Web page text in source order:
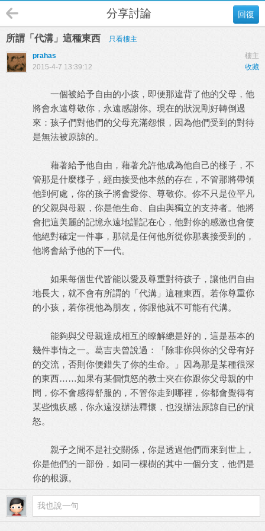
回復
分享討論
所謂「代溝」這種東西
只看樓主
樓主
prahas
收藏
2015-4-7 13:39:12
一個被給予自由的小孩，即便那違背了他的父母，他
將會永遠尊敬你，永遠感謝你。現在的狀況剛好轉倒過
來：孩子們對他們的父母充滿怨恨，因為他們受到的對待
是無法被原諒的。
藉著給予他自由，藉著允許他成為他自己的樣子，不
管那是什麼樣子，經由接受他本然的存在，不管那將帶領
他到何處，你的孩子將會愛你、尊敬你。你不只是位平凡
的父親與母親，你是他生命、自由與獨立的支持者。他將
會把這美麗的記憶永遠地謹記在心，他對你的感激也會使
他絕對確定一件事，那就是任何他所從你那裏接受到的，
他將會給予他的下一代。
如果每個世代皆能以愛及尊重對待孩子，讓他們自由
地長大，就不會有所謂的「代溝」這種東西。若你尊重你
的小孩，若你視他為朋友，你跟他就不可能有代溝。
能夠與父母親達成相互的瞭解總是好的，這是基本的
幾件事情之一。葛吉夫曾說過：「除非你與你的父母有好
的交流，否則你便錯失了你的生命。」因為那是某種很深
的東西……如果有某個憤怒的教士夾在你跟你父母親的中
間，你不會感得舒服的，不管你走到哪裡，你都會覺得有
某些愧疚感，你永遠沒辦法釋懷，也沒辦法原諒自已的憤
怒。
親子之間不是社交關係，你是透過他們而來到世上，
你是他們的一部份，如同一棵樹的其中一個分支，他們是
你的根源。